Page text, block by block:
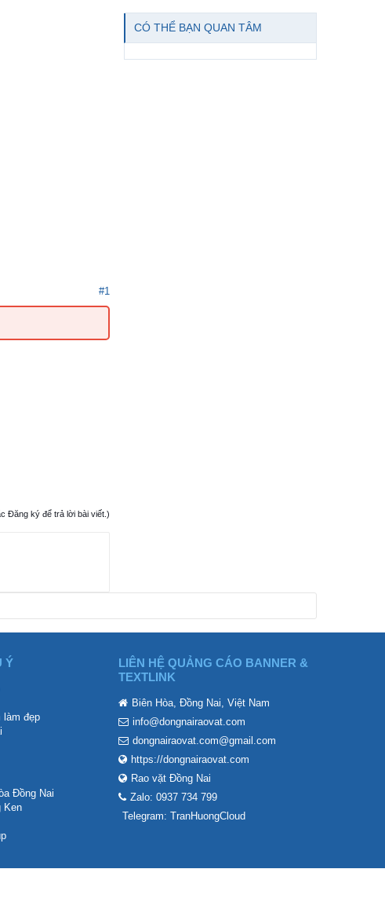
#1
Đăng ký để trả lời bài viết.)
CÓ THỂ BẠN QUAN TÂM
Ý
làm đẹp
Đồng Nai
Ken
LIÊN HỆ QUẢNG CÁO BANNER &
TEXTLINK
Biên Hòa, Đồng Nai, Việt Nam
info@dongnairaovat.com
dongnairaovat.com@gmail.com
https://dongnairaovat.com
Rao vặt Đồng Nai
Zalo: 0937 734 799
Telegram: TranHuongCloud